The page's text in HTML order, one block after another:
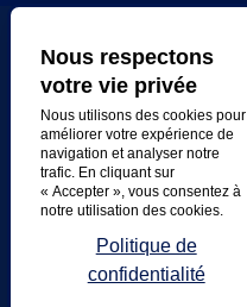
À PROPOS
Notre compagnie
Direction
Histoire
Nous respectons
votre vie privée
Nous utilisons des cookies pour
améliorer votre expérience de
navigation et analyser notre
trafic. En cliquant sur
« Accepter », vous consentez à
notre utilisation des cookies.
Politique de
confidentialité